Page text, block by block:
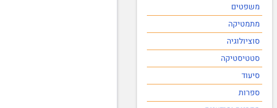
משפטים
מתמטיקה
סוציולוגיה
סטטיסטיקה
סיעוד
ספרות